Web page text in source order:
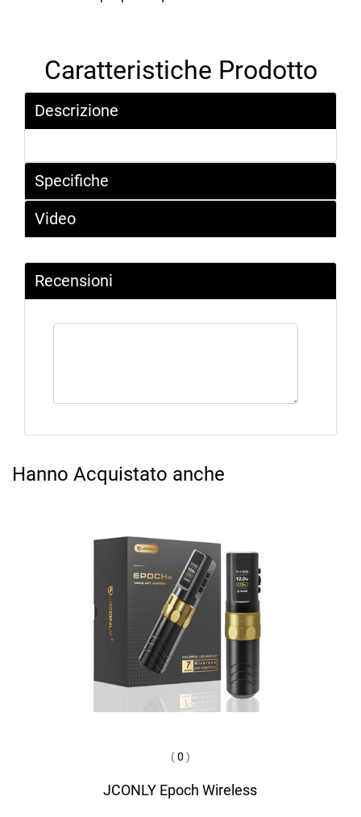
Caratteristiche Prodotto
Descrizione
Specifiche
Video
Recensioni
Hanno Acquistato anche
(0 )
JCONLY Epoch Wireless